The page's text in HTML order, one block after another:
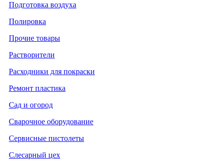
Подготовка воздуха
Полировка
Прочие товары
Растворители
Расходники для покраски
Ремонт пластика
Сад и огород
Сварочное оборудование
Сервисные пистолеты
Слесарный цех